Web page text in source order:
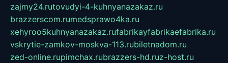
zajmy24.rutovudyi-4-kuhnyanazakaz.ru
brazzerscom.rumedsprawo4ka.ru
xehyroo5kuhnyanazakaz.rufabrikayfabrikaefabrika.ru
vskrytie-zamkov-moskva-113.rubiletnadom.ru
zed-online.rupimchax.rubrazzers-hd.ruz-host.ru